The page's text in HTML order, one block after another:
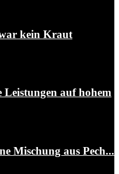
kein Kraut
Leistungen auf hohem
Mischung aus Pech...